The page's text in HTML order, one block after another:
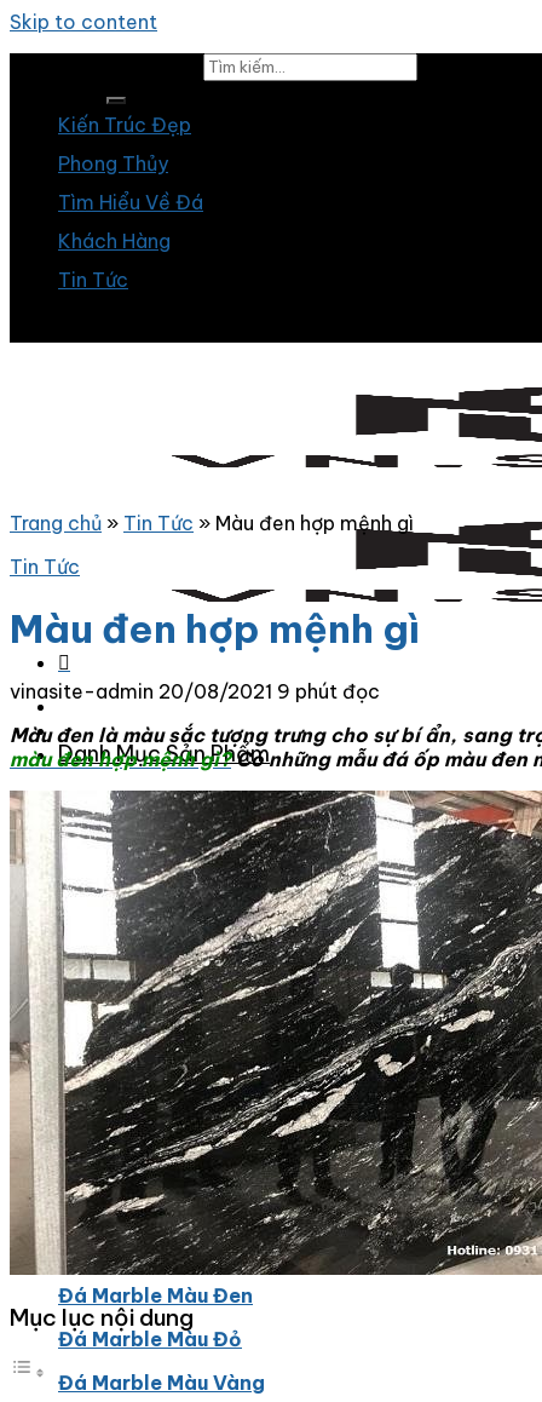
Skip to content
Kiến Trúc Đẹp
Phong Thủy
Tìm Hiểu Về Đá
Khách Hàng
Tin Tức
Danh Mục Sản Phẩm
Đá Granite
Đá Granite Màu Vàng
Đá Granite Màu Xám
Đá Granite Màu Đen
Đá Granite Màu Xanh
Đá Granite Màu Nâu
Đá Granite Màu Đỏ
Đá Travertine
Đá Marble
Đá Marble Màu Kem
Đá Marble Màu Nâu
Đá Marble Màu Đen
Đá Marble Màu Đỏ
Đá Marble Màu Vàng
Trang chủ » Tin Tức » Màu đen hợp mệnh gì
Tin Tức
Màu đen hợp mệnh gì
vinasite-admin 20/08/2021 9 phút đọc
Màu đen là màu sắc tượng trưng cho sự bí ẩn, sang
màu đen hợp mệnh gì?Có những mẫu đá ốp màu đen
Mục lục nội dung